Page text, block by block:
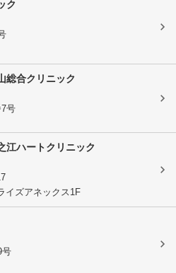
ク
総合クリニック
号
江ハートクリニック
イズアネックス1F
号